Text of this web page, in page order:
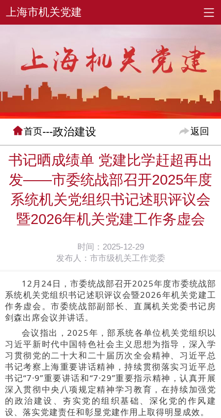
首页---政治建设 返回
书记晒成绩单 党建比学赶超再出
发——市委统战部召开2025年度
系统机关党组织书记述职评议会
暨2026年机关党建工作务虚会
时间：2025-12-29
发布人：市市级机关工作党委
12月24日，市委统战部召开2025年度市委统战部
系统机关党组织书记述职评议会暨2026年机关党建工
作务虚会。市委统战部副部长、直属机关党委书记房
剑森出席会议并讲话。
会议指出，2025年，部系统各单位机关党组织以
习近平新时代中国特色社会主义思想为指导，深入学
习贯彻党的二十大和二十届历次全会精神、习近平总
书记考察上海重要讲话精神，持续贯彻落实习近平总
书记“7·9”重要讲话和“7·29”重要指示精神，认真开展
深入贯彻中央八项规定精神学习教育，在持续加强党
的政治建设、夯实党的组织基础、深化党的作风建
设、落实党建责任和彰显党建作用上取得明显成效。